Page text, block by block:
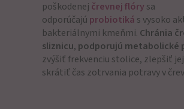
poškodenej črevnej flóry sa
odporúčajú probiotiká s vysoko
bakteriálnymi kmeňmi. Chránia
sliznicu, podporujú metabolické
zvýšiť frekvenciu stolice, zlepšiť
skrátiť čas zotrvania potravy v